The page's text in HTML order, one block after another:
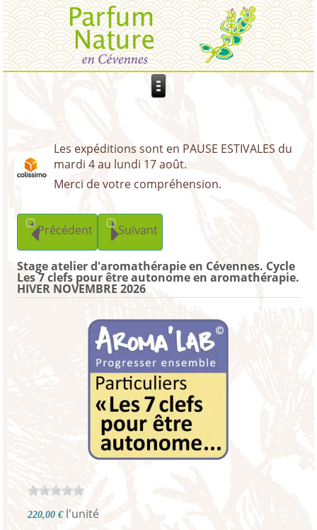
Les expéditions sont en PAUSE ESTIVALES du
mardi 4 au lundi 17 août.
Merci de votre compréhension.
Précédent Suivant
Stage atelier d'aromathérapie en Cévennes. Cycle
Les 7 clefs pour être autonome en aromathérapie.
HIVER NOVEMBRE 2026
220,00 € l'unité